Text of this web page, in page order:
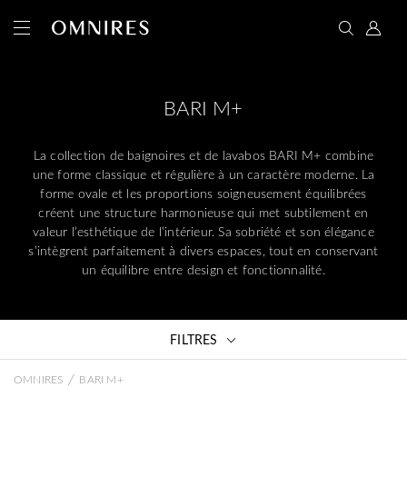
BARI M+
La collection de baignoires et de lavabos BARI M+ combine
une forme classique et régulière à un caractère moderne. La
forme ovale et les proportions soigneusement équilibrées
créent une structure harmonieuse qui met subtilement en
valeur l’esthétique de l’intérieur. Sa sobriété et son élégance
s’intègrent parfaitement à divers espaces, tout en conservant
un équilibre entre design et fonctionnalité.
FILTRES
OMNIRES / BARI M+